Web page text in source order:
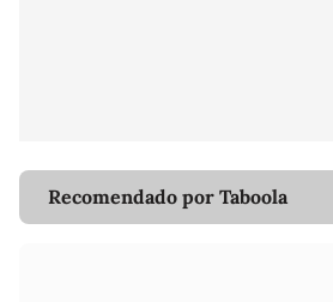
Recomendado por Taboola